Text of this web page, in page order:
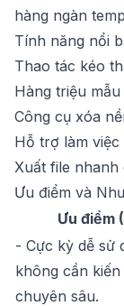
hàng ngàn
Tính năng nổi
Thao tác kéo
Hàng triệu
Công cụ xóa
Hỗ trợ làm
Xuất file
Ưu điểm và
Ưu điểm
- Cực kỳ dễ sử
không cần
chuyên sâu.